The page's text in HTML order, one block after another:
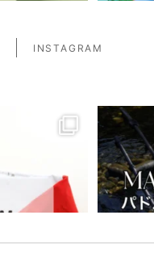
INSTAGRAM